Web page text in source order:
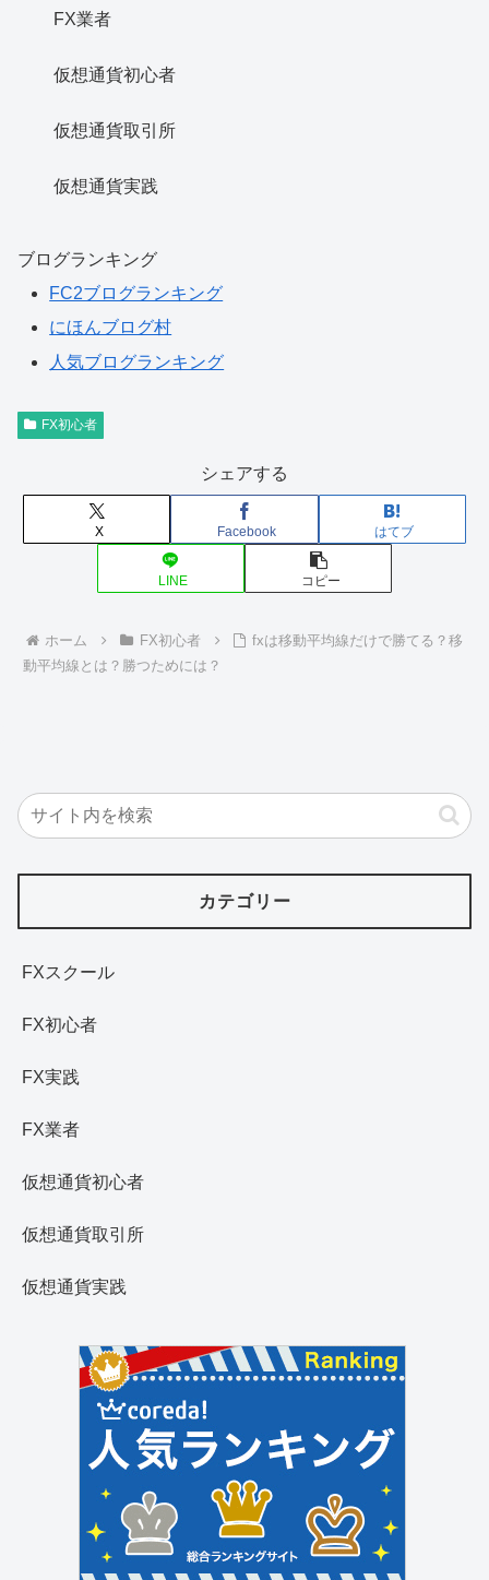
FX業者
仮想通貨初心者
仮想通貨取引所
仮想通貨実践
ブログランキング
FC2ブログランキング
にほんブログ村
人気ブログランキング
FX初心者
シェアする
X Facebook はてブ
LINE コピー
ホーム FX初心者
fxは移動平均線だけで勝てる？移
動平均線とは？勝つためには？
カテゴリー
FXスクール
FX初心者
FX実践
FX業者
仮想通貨初心者
仮想通貨取引所
仮想通貨実践